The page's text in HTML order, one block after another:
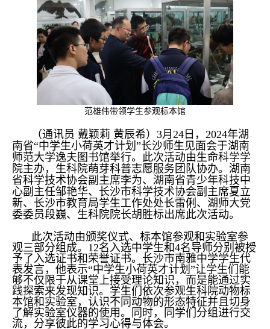
范雄伟带领学生参观标本馆
（通讯员 戴颖莉 黄辰希）3月24日 ，2024年湖
南省“中学生小荷英才计划”长沙师生见面会于湖南
师范大学逸夫图书馆举行。此次活动由生命科学学
院主办，生科院萌芽科普志愿服务团队协办。湖南
省科学技术协会副主席李为、湖南省青少年科技中
心副主任邹艳华、长沙市科学技术协会副主席夏立
新、长沙市教育局学生工作处处长雷俐、湖师大党
委委员段巍、生科院院长胡胜标出席此次活动。
此次活动由颁奖仪式、标本馆参观和实验室参
观三部分组成。12名入选中学生和4名导师分别被授
予了入选证书和荣誉证书。长沙市南雅中学学生代
表发言，他表示“中学生小荷英才计划”让学生们能
够不仅限于从课堂上接受理论知识，而是能通过实
践探索来发现知识。学生们依次参观生科院动物标
本馆和实验室，认识不同动物的形态特征并且切身
了解实验室仪器的使用。同时，同学们分组进行交
流，分享彼此的学习心得与体会。